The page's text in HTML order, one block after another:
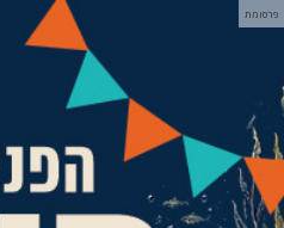
פרסומת